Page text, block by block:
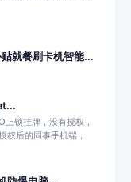
就餐刷卡机智能...
锁挂牌，没有授权，
权后的同事手机端，